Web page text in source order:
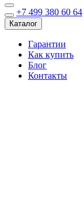
+7 499 380 60 64
Каталог
Гарантии
Как купить
Блог
Контакты